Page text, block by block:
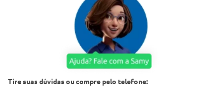
Tire suas dúvidas ou compre pelo telefone: